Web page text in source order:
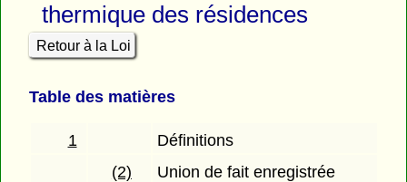
thermique des résidences
Retour à la Loi
Table des matières
1
Définitions
(2)
Union de fait enregistrée